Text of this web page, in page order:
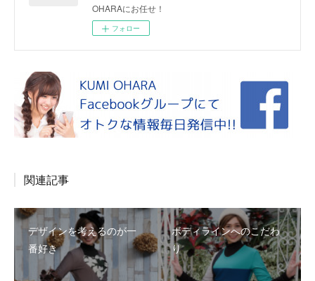
OHARAにお任せ！
フォロー
関連記事
デザインを考えるのが一
番好き
ボディラインへのこだわ
り